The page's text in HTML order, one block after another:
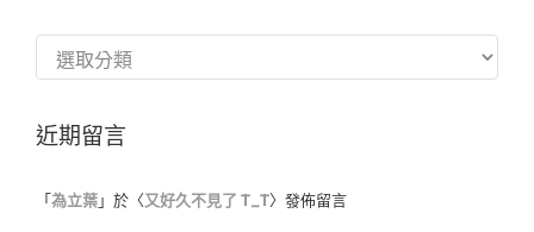
近期留言
「 為立葉 」於〈又好久不見了 T_T〉發佈留言